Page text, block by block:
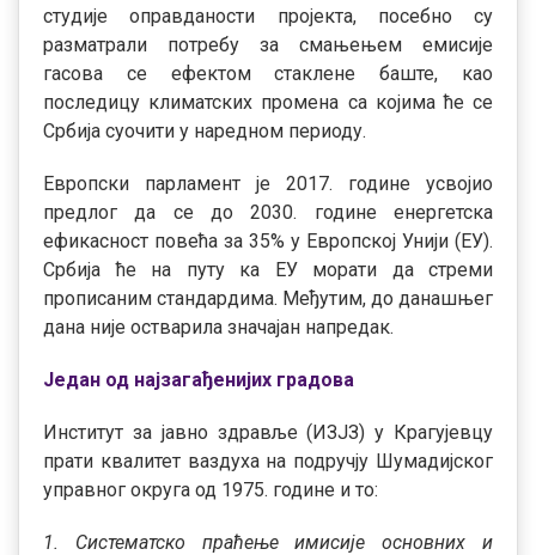
студије оправданости пројекта, посебно су
разматрали потребу за смањењем емисије
гасова се ефектом стаклене баште, као
последицу климатских промена са којима ће се
Србија суочити у наредном периоду.
Европски парламент је 2017. године усвојио
предлог да се до 2030. године енергетска
ефикасност повећа за 35% у Европској Унији (ЕУ).
Србија ће на путу ка ЕУ морати да стреми
прописаним стандардима. Међутим, до данашњег
дана није остварила значајан напредак.
Један од најзагађенијих градова
Институт за јавно здравље (ИЗЈЗ) у Крагујевцу
прати квалитет ваздуха на подручју Шумадијског
управног округа од 1975. године и то:
1. Систематско праћење имисије основних и